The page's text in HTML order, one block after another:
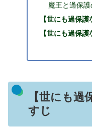
魔王と過保
【世にも過保
【世にも過保
【世にも過
すじ